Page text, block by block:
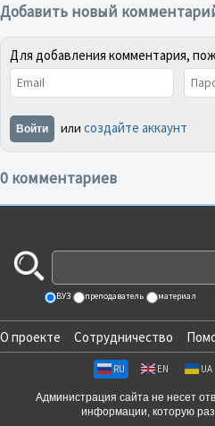
Добавить новый
Для добавления комментария,
Войти или создайте аккаунт
0 комментариев
ВУЗ преподаватель материал
О проекте Сотрудничество
RU EN UA
Администрация сайта не несет
информации, которую